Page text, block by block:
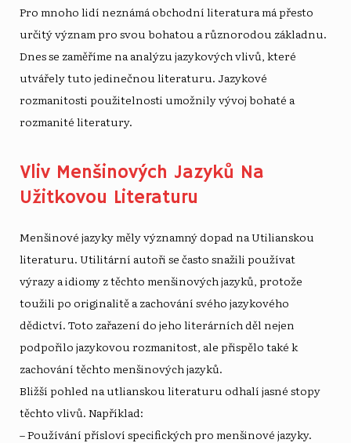
Pro mnoho lidí neznámá obchodní literatura má přesto
určitý význam pro svou bohatou a různorodou základnu.
Dnes se zaměříme na analýzu jazykových vlivů, které
utvářely tuto jedinečnou literaturu. Jazykové
rozmanitosti použitelnosti umožnily vývoj bohaté a
rozmanité literatury.
Vliv Menšinových Jazyků Na
Užitkovou Literaturu
Menšinové jazyky měly významný dopad na Utilianskou
literaturu. Utilitární autoři se často snažili používat
výrazy a idiomy z těchto menšinových jazyků, protože
toužili po originalitě a zachování svého jazykového
dědictví. Toto zařazení do jeho literárních děl nejen
podpořilo jazykovou rozmanitost, ale přispělo také k
zachování těchto menšinových jazyků.
Bližší pohled na utlianskou literaturu odhalí jasné stopy
těchto vlivů. Například:
– Používání přísloví specifických pro menšinové jazyky.